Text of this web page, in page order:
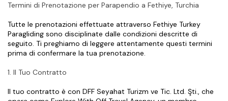
Termini di Prenotazione per Parapendio a Fethiye, Turchia
Tutte le prenotazioni effettuate attraverso Fethiye Turkey
Paragliding sono disciplinate dalle condizioni descritte di
seguito. Ti preghiamo di leggere attentamente questi termini
prima di confermare la tua prenotazione.
1. Il Tuo Contratto
Il tuo contratto è con DFF Seyahat Turizm ve Tic. Ltd. Şti., che